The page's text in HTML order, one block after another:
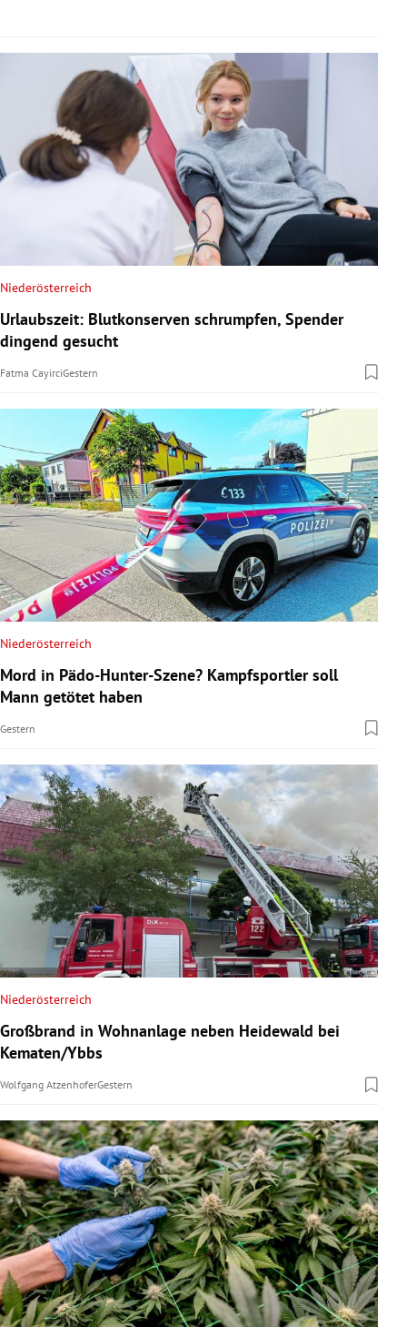
Untermenü
Untermenü
Untermenü
Untermenü
Niederösterreich
Urlaubszeit: Blutkonserven schrumpfen, Spender
dingend gesucht
Fatma CayirciGestern
Niederösterreich
Mord in Pädo-Hunter-Szene? Kampfsportler soll
Mann getötet haben
Gestern
Niederösterreich
Großbrand in Wohnanlage neben Heidewald bei
Kematen/Ybbs
Wolfgang AtzenhoferGestern